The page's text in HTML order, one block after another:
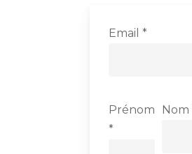
Email *
Prénom
*
Nom